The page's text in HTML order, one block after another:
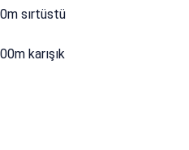
sırtüstü
karışık